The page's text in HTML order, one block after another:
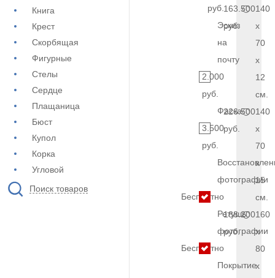
Книга
Крест
Скорбящая
Фигурные
Стелы
Сердце
Плащаница
Бюст
Купол
Корка
Угловой
Поиск товаров
руб.
Эскиз
на
почту
2.000
руб.
Фаска
3.500
руб.
фотографии
Бесплатно
Ретушь
фотографии
Бесплатно
Покрытие
163.500
руб.
140
x
70
x
12
см.
226.500
руб.
140
x
70
x
15
см.
188.200
руб.
160
x
80
x